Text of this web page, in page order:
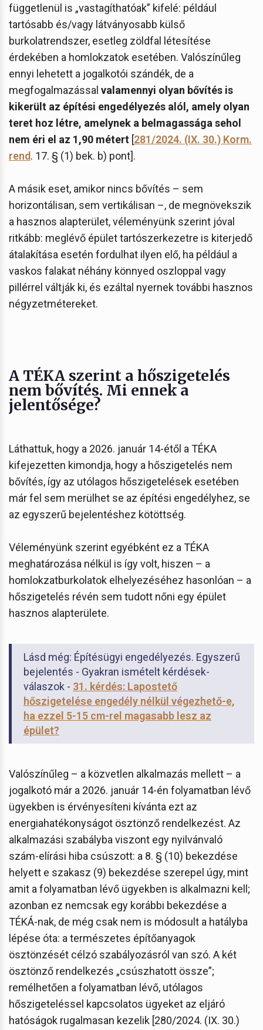
függetlenül is „vastagíthatóak” kifelé: például
tartósabb és/vagy látványosabb külső
burkolatrendszer, esetleg zöldfal létesítése
érdekében a homlokzatok esetében. Valószínűleg
ennyi lehetett a jogalkotói szándék, de a
megfogalmazással valamennyi olyan bővítés is
kikerült az építési engedélyezés alól, amely olyan
teret hoz létre, amelynek a belmagassága sehol
nem éri el az 1,90 métert [281/2024. (IX. 30.) Korm.
rend. 17. § (1) bek. b) pont].
A másik eset, amikor nincs bővítés – sem
horizontálisan, sem vertikálisan –, de megnövekszik
a hasznos alapterület, véleményünk szerint jóval
ritkább: meglévő épület tartószerkezetre is kiterjedő
átalakítása esetén fordulhat ilyen elő, ha például a
vaskos falakat néhány könnyed oszloppal vagy
pillérrel váltják ki, és ezáltal nyernek további hasznos
négyzetmétereket.
A TÉKA szerint a hőszigetelés
nem bővítés. Mi ennek a
jelentősége?
Láthattuk, hogy a 2026. január 14-étől a TÉKA
kifejezetten kimondja, hogy a hőszigetelés nem
bővítés, így az utólagos hőszigetelések esetében
már fel sem merülhet se az építési engedélyhez, se
az egyszerű bejelentéshez kötöttség.
Véleményünk szerint egyébként ez a TÉKA
meghatározása nélkül is így volt, hiszen – a
homlokzatburkolatok elhelyezéséhez hasonlóan – a
hőszigetelés révén sem tudott nőni egy épület
hasznos alapterülete.
Lásd még: Építésügyi engedélyezés. Egyszerű
bejelentés - Gyakran ismételt kérdések-
válaszok - 31. kérdés: Lapostető
hőszigetelése engedély nélkül végezhető-e,
ha ezzel 5-15 cm-rel magasabb lesz az
épület?
Valószínűleg – a közvetlen alkalmazás mellett – a
jogalkotó már a 2026. január 14-én folyamatban lévő
ügyekben is érvényesíteni kívánta ezt az
energiahatékonyságot ösztönző rendelkezést. Az
alkalmazási szabályba viszont egy nyilvánvaló
szám-elírási hiba csúszott: a 8. § (10) bekezdése
helyett e szakasz (9) bekezdése szerepel úgy, mint
amit a folyamatban lévő ügyekben is alkalmazni kell;
azonban ez nemcsak egy korábbi bekezdése a
TÉKÁ-nak, de még csak nem is módosult a hatályba
lépése óta: a természetes építőanyagok
ösztönzését célzó szabályozásról van szó. A két
ösztönző rendelkezés „csúszhatott össze”;
remélhetően a folyamatban lévő, utólagos
hőszigeteléssel kapcsolatos ügyeket az eljáró
hatóságok rugalmasan kezelik [280/2024. (IX. 30.)